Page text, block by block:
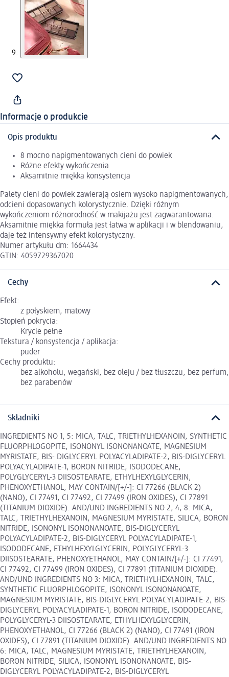
Informacje o produkcie
Opis produktu
8 mocno napigmentowanych cieni do powiek
Różne efekty wykończenia
Aksamitnie miękka konsystencja
Palety cieni do powiek zawierają osiem wysoko napigmentowanych,
odcieni dopasowanych kolorystycznie. Dzięki różnym
wykończeniom różnorodność w makijażu jest zagwarantowana.
Aksamitnie miękka formuła jest łatwa w aplikacji i w blendowaniu,
daje też intensywny efekt kolorystyczny.
Numer artykułu dm: 1664434
GTIN: 4059729367020
Cechy
Efekt:
z połyskiem, matowy
Stopień pokrycia:
Krycie pełne
Tekstura / konsystencja / aplikacja:
puder
Cechy produktu:
bez alkoholu, wegański, bez oleju / bez tłuszczu, bez perfum,
bez parabenów
Składniki
INGREDIENTS NO 1, 5: MICA, TALC, TRIETHYLHEXANOIN, SYNTHETIC
FLUORPHLOGOPITE, ISONONYL ISONONANOATE, MAGNESIUM
MYRISTATE, BIS- DIGLYCERYL POLYACYLADIPATE-2, BIS-DIGLYCERYL
POLYACYLADIPATE-1, BORON NITRIDE, ISODODECANE,
POLYGLYCERYL-3 DIISOSTEARATE, ETHYLHEXYLGLYCERIN,
PHENOXYETHANOL, MAY CONTAIN/[+/-]: CI 77266 (BLACK 2)
(NANO), CI 77491, CI 77492, CI 77499 (IRON OXIDES), CI 77891
(TITANIUM DIOXIDE). AND/UND INGREDIENTS NO 2, 4, 8: MICA,
TALC, TRIETHYLHEXANOIN, MAGNESIUM MYRISTATE, SILICA, BORON
NITRIDE, ISONONYL ISONONANOATE, BIS-DIGLYCERYL
POLYACYLADIPATE-2, BIS-DIGLYCERYL POLYACYLADIPATE-1,
ISODODECANE, ETHYLHEXYLGLYCERIN, POLYGLYCERYL-3
DIISOSTEARATE, PHENOXYETHANOL, MAY CONTAIN/[+/-]: CI 77491,
CI 77492, CI 77499 (IRON OXIDES), CI 77891 (TITANIUM DIOXIDE).
AND/UND INGREDIENTS NO 3: MICA, TRIETHYLHEXANOIN, TALC,
SYNTHETIC FLUORPHLOGOPITE, ISONONYL ISONONANOATE,
MAGNESIUM MYRISTATE, BIS-DIGLYCERYL POLYACYLADIPATE-2, BIS-
DIGLYCERYL POLYACYLADIPATE-1, BORON NITRIDE, ISODODECANE,
POLYGLYCERYL-3 DIISOSTEARATE, ETHYLHEXYLGLYCERIN,
PHENOXYETHANOL, CI 77266 (BLACK 2) (NANO), CI 77491 (IRON
OXIDES), CI 77891 (TITANIUM DIOXIDE). AND/UND INGREDIENTS NO
6: MICA, TALC, MAGNESIUM MYRISTATE, TRIETHYLHEXANOIN,
BORON NITRIDE, SILICA, ISONONYL ISONONANOATE, BIS-
DIGLYCERYL POLYACYLADIPATE-2, BIS-DIGLYCERYL